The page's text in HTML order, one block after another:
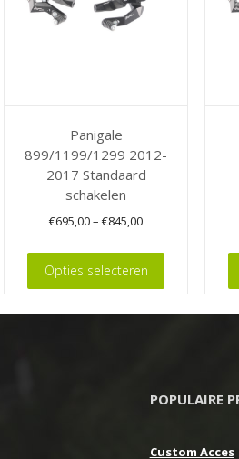
Panigale
899/1199/1299 2012-
2017 Standaard
schakelen
€695,00–€845,00
Opties selecteren
product
heeft
heeft
POPULAIRE
Custom Acces